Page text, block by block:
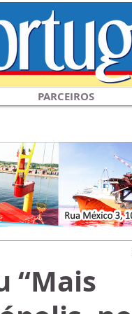
PARCEIROS
“Mais